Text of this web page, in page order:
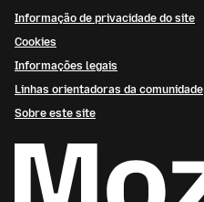
Informação de privacidade do site
Cookies
Informações legais
Linhas orientadoras da comunidade
Sobre este site